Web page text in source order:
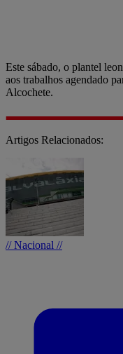
Este sábado, o plantel
aos trabalhos agendado
Alcochete.
Artigos Relacionados:
// Nacional //